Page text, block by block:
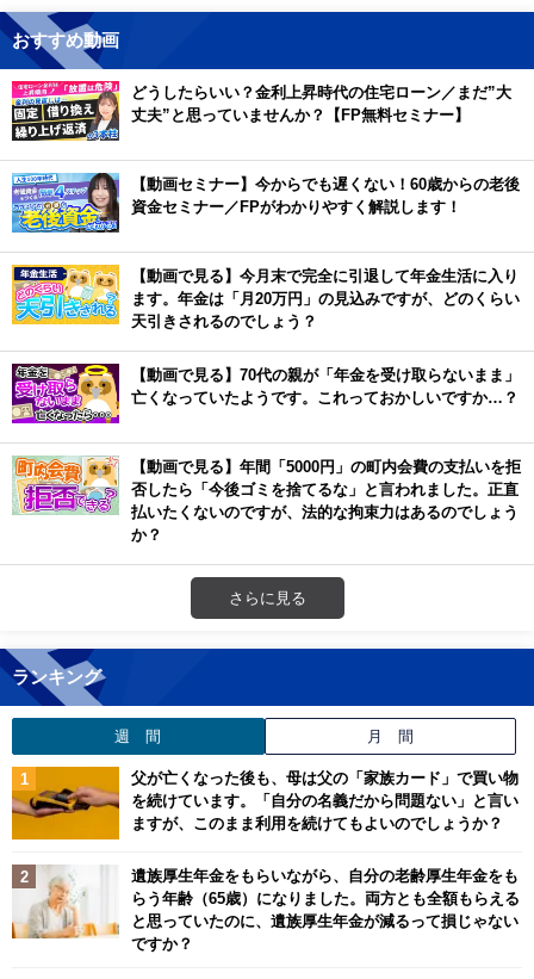
おすすめ動画
どうしたらいい？金利上昇時代の住宅ローン／まだ”大
丈夫”と思っていませんか？【FP無料セミナー】
【動画セミナー】今からでも遅くない！60歳からの老後
資金セミナー／FPがわかりやすく解説します！
【動画で見る】今月末で完全に引退して年金生活に入り
ます。年金は「月20万円」の見込みですが、どのくらい
天引きされるのでしょう？
【動画で見る】70代の親が「年金を受け取らないまま」
亡くなっていたようです。これっておかしいですか…？
【動画で見る】年間「5000円」の町内会費の支払いを拒
否したら「今後ゴミを捨てるな」と言われました。正直
払いたくないのですが、法的な拘束力はあるのでしょう
か？
さらに見る
ランキング
週 間 月 間
父が亡くなった後も、母は父の「家族カード」で買い物
を続けています。「自分の名義だから問題ない」と言い
ますが、このまま利用を続けてもよいのでしょうか？
遺族厚生年金をもらいながら、自分の老齢厚生年金をも
らう年齢（65歳）になりました。両方とも全額もらえる
と思っていたのに、遺族厚生年金が減るって損じゃない
ですか？